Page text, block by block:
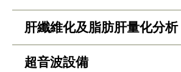
肝纖維化及脂肪肝量化分析
超音波設備